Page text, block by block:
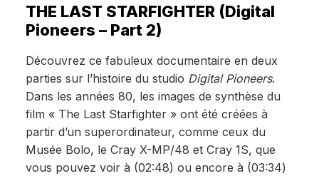
THE LAST STARFIGHTER (Digital
Pioneers – Part 2)
Découvrez ce fabuleux documentaire en deux
parties sur l’histoire du studio Digital Pioneers.
Dans les années 80, les images de synthèse du
film « The Last Starfighter » ont été créées à
partir d’un superordinateur, comme ceux du
Musée Bolo, le Cray X-MP/48 et Cray 1S, que
vous pouvez voir à (02:48) ou encore à (03:34)